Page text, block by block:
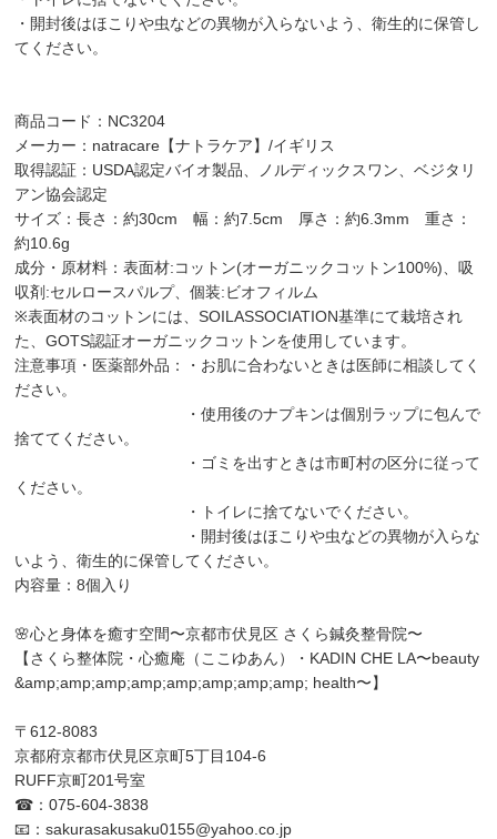
・開封後はほこりや虫などの異物が入らないよう、衛生的に保管し
てください。
商品コード：NC3204
メーカー：natracare【ナトラケア】/イギリス
取得認証：USDA認定バイオ製品、ノルディックスワン、ベジタリ
アン協会認定
サイズ：長さ：約30cm 幅：約7.5cm 厚さ：約6.3mm 重さ：
約10.6g
成分・原材料：表面材:コットン(オーガニックコットン100%)、吸
収剤:セルロースパルプ、個装:ビオフィルム
※表面材のコットンには、SOILASSOCIATION基準にて栽培され
た、GOTS認証オーガニックコットンを使用しています。
注意事項・医薬部外品：・お肌に合わないときは医師に相談してく
ださい。
・使用後のナプキンは個別ラップに包んで
捨ててください。
・ゴミを出すときは市町村の区分に従って
ください。
・トイレに捨てないでください。
・開封後はほこりや虫などの異物が入らな
いよう、衛生的に保管してください。
内容量：8個入り
🌸心と身体を癒す空間〜京都市伏見区 さくら鍼灸整骨院〜
【さくら整体院・心癒庵（ここゆあん）・KADIN CHE LA〜beauty
&amp;amp;amp;amp;amp;amp;amp;amp; health〜】
〒612-8083
京都府京都市伏見区京町5丁目104-6
RUFF京町201号室
☎：075-604-3838
📧：sakurasakusaku0155@yahoo.co.jp